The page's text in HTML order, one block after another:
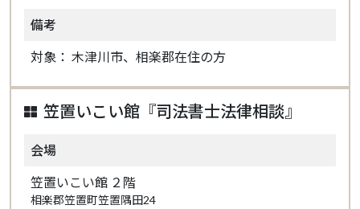
備考
対象： 木津川市、相楽郡在住の方
笠置いこい館『司法書士法律相談』
会場
笠置いこい館 ２階
相楽郡笠置町笠置隅田24